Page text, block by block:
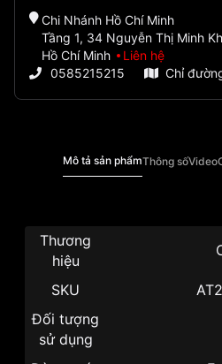
Chi Nhánh Hồ Chí Minh
Tầng 1, 34 Nguyễn Thị Minh
Hồ Chí Minh
Liên hệ
0585215215
Chỉ
Mô tả sản phẩmThông sốVideo
Thương
hiệu
SKU
Đối tượng
sử dụng